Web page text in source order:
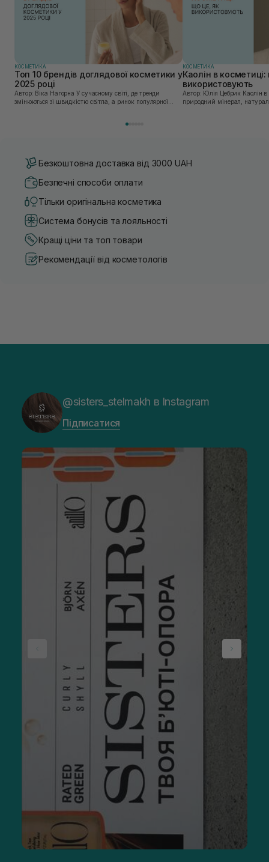
КОСМЕТИКА
Топ 10 брендів доглядової косметики у
2025 році
Автор: Віка Нагорна У сучасному світі, де тренди
змінюються зі швидкістю світла, а ринок популярної
КОСМЕТИКА
Каолін в
використовують
Автор: Юлія Цебрик Каолін в косметології – це
природний мінерал,
Безкоштовна доставка від 3000 UAH
Безпечні способи оплати
Тільки оригінальна косметика
Система бонусів та лояльності
Кращі ціни та топ товари
Рекомендації від косметологів
@sisters_stelmakh в Instagram
Підписатися